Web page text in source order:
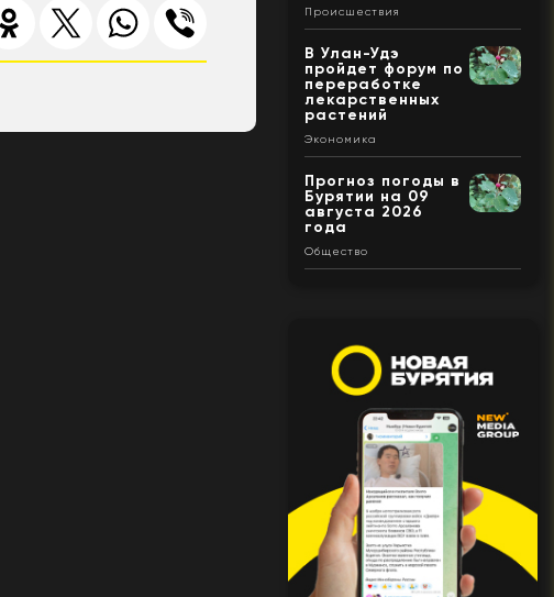
Происшествия
В Улан-Удэ
пройдет форум по
переработке
лекарственных
растений
Экономика
Прогноз погоды в
Бурятии на 09
августа 2026
года
Общество